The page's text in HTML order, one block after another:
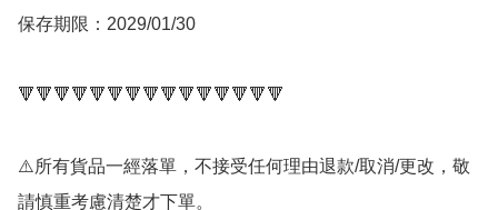
保存期限：2029/01/30
🔻🔻🔻🔻🔻🔻🔻🔻🔻🔻🔻🔻🔻🔻🔻
⚠️所有貨品一經落單，不接受任何理由退款/取消/更改，敬
請慎重考慮清楚才下單。